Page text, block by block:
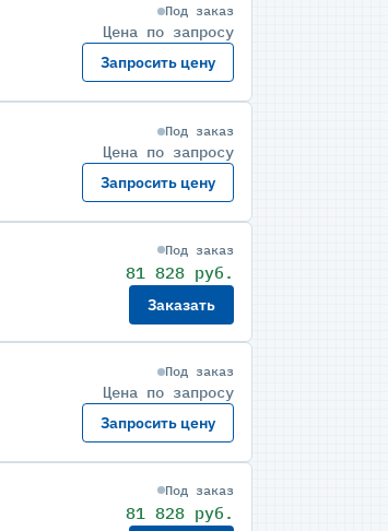
Под заказ
Цена по запросу
Запросить цену
Под заказ
Цена по запросу
Запросить цену
Под заказ
81 828 руб.
Заказать
Под заказ
Цена по запросу
Запросить цену
Под заказ
81 828 руб.